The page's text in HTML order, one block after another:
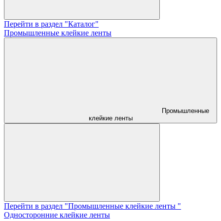
Перейти в раздел "Каталог"
Промышленные клейкие ленты
Промышленные
клейкие ленты
Перейти в раздел "Промышленные клейкие ленты "
Односторонние клейкие ленты